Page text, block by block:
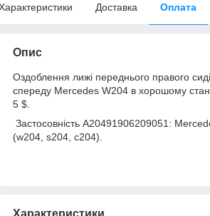
Доставка Оплата
Опис
Оздоблення лижі переднього правого
спереду Mercedes W204 в хорошому
5 $.
Застосовність A20491906209051:
(w204, s204, c204).
Характеристики